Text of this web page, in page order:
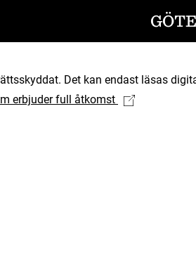
Det kan endast läsas
erbjuder full åtkomst